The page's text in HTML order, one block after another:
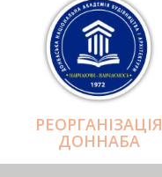
РЕОРГАНІЗАЦІЯ
ДОННАБА